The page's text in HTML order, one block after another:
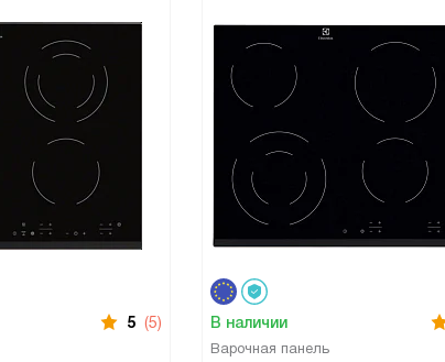
5 (5) В наличии
Варочная панель